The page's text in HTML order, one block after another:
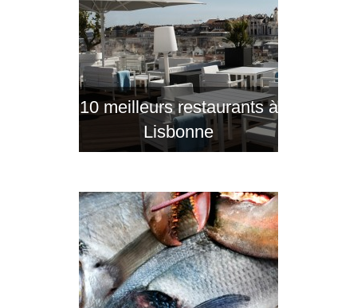
10 meilleurs restaurants à
Lisbonne